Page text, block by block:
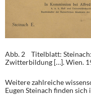
Abb. 2 Titelblatt:
Zwitterbildung […]. Wien.
Weitere zahlreiche
Eugen Steinach finden sich